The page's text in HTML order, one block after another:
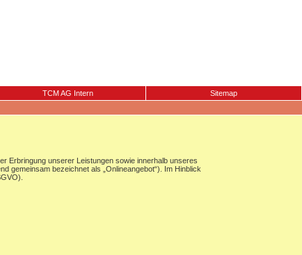
TCM AG Intern Sitemap
Erbringung unserer Leistungen sowie innerhalb unseres
gemeinsam bezeichnet als „Onlineangebot“). Im Hinblick